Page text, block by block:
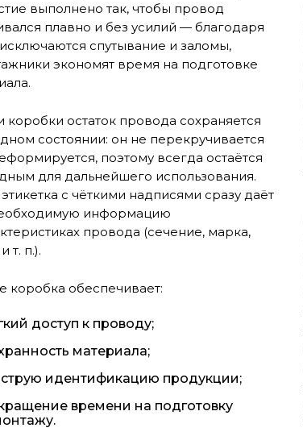
выполнено так, чтобы провод
плавно и без усилий — благодаря
спутывание и заломы,
экономят время на подготовке
коробки остаток провода сохраняется
состоянии: он не перекручивается
поэтому всегда остаётся
для дальнейшего использования.
с чёткими надписями сразу даёт
информацию
провода (сечение, марка,
т. п.).
коробка обеспечивает:
доступ к проводу;
материала;
идентификацию продукции;
времени на подготовку